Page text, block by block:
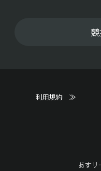
利用規約 ≫
あすリ